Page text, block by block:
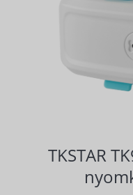
TKSTAR